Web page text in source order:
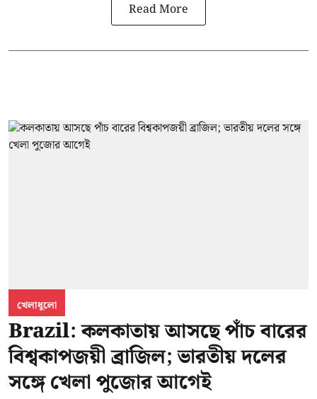
Read More
খেলাধুলো
Brazil: কলকাতায় আসছে পাঁচ বারের
বিশ্বকাপজয়ী ব্রাজিল; ভারতীয় দলের
সঙ্গে খেলা পুজোর আগেই